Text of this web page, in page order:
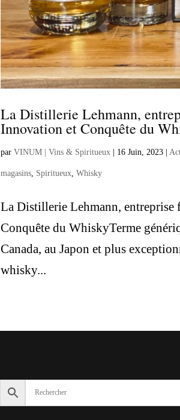
La Distillerie Lehmann,
Innovation et Conquête du
parVINUM | Vins & Spiritueux 16 Juin, 2023 |
magasins, Spiritueux,Whisky
La Distillerie Lehmann,
Conquête du WhiskyTerme
Canada, au Japon et plus
whisky...